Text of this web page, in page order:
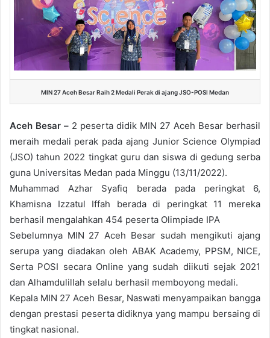
MIN 27 Aceh Besar Raih 2 Medali Perak di ajang JSO-POSI Medan
Aceh Besar – 2 peserta didik MIN 27 Aceh Besar berhasil
meraih medali perak pada ajang Junior Science Olympiad
(JSO) tahun 2022 tingkat guru dan siswa di gedung serba
guna Universitas Medan pada Minggu (13/11/2022).
Muhammad Azhar Syafiq berada pada peringkat 6,
Khamisna Izzatul Iffah berada di peringkat 11 mereka
berhasil mengalahkan 454 peserta Olimpiade IPA
Sebelumnya MIN 27 Aceh Besar sudah mengikuti ajang
serupa yang diadakan oleh ABAK Academy, PPSM, NICE,
Serta POSI secara Online yang sudah diikuti sejak 2021
dan Alhamdulillah selalu berhasil memboyong medali.
Kepala MIN 27 Aceh Besar, Naswati menyampaikan bangga
dengan prestasi peserta didiknya yang mampu bersaing di
tingkat nasional.